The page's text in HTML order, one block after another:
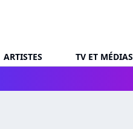
ARTISTES TV ET MÉDIAS